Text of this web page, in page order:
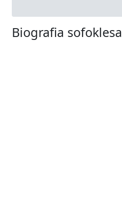
Biografia sofoklesa